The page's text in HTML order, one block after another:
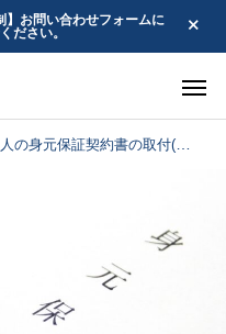
】お問い合わせフォームに
ださい。
元保証契約書の取付(ガバナンス態勢)